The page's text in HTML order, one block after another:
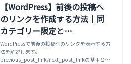
【WordPress】前後の投稿へ
のリンクを作成する方法｜同
カテゴリー限定と
the_post_navigation
WordPressで前後の投稿へのリンクを表示する方
法を解説します。
previous_post_link/next_post_linkの基本と、